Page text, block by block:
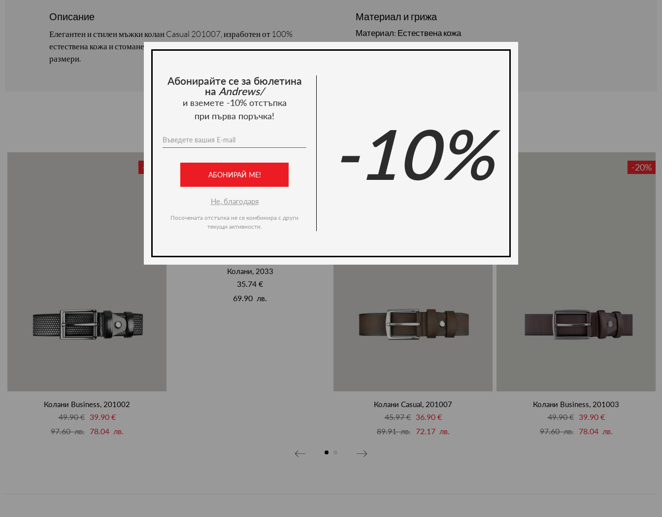
Описание
Елегантен и стилен мъжки колан Casual 201007, изработен от 100%
естествена кожа и стоманена катарама. Предлага се в различни
размери.
Материал и грижа
Материал: Естествена кожа
Ние препоръчваме
-20%
Колани Business, 201002
49.90 €
39.90 €
97.60 лв.
78.04 лв.
Колани, 2033
35.74 €
69.90 лв.
-20%
Колани Casual, 201007
45.97 €
36.90 €
89.91 лв.
72.17 лв.
-20%
Колани Business, 201003
49.90 €
39.90 €
97.60 лв.
78.04 лв.
Абонирайте се за бюлетина
на Andrews/
и вземете -10% отстъпка
при първа поръчка!
АБОНИРАЙ МЕ!
Не, благодаря
Посочената отстъпка не се комбинира с други
текущи активности.
-10%